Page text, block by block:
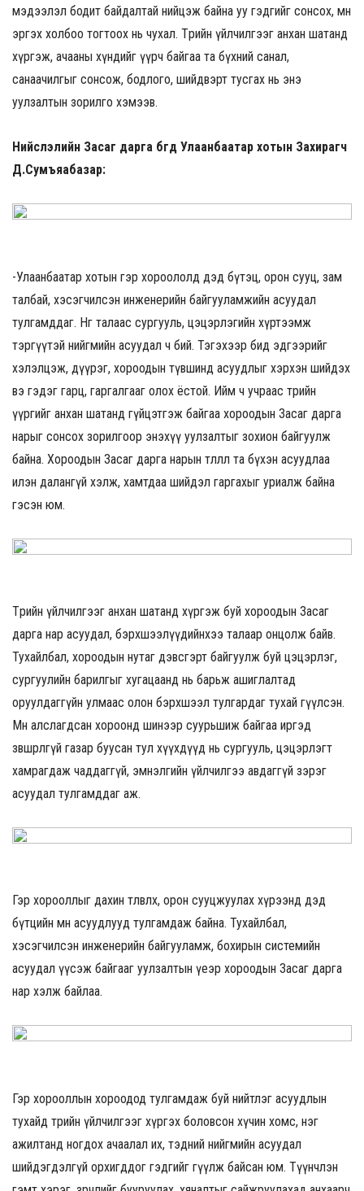
мэдээлэл бодит байдалтай нийцэж байна уу гэдгийг сонсох, мөн
эргэх холбоо тогтоох нь чухал. Төрийн үйлчилгээг анхан шатанд
хүргэж, ачааны хүндийг үүрч байгаа та бүхний санал,
санаачилгыг сонсож, бодлого, шийдвэрт тусгах нь энэ
уулзалтын зорилго хэмээв.
Нийслэлийн Засаг дарга бөгөөд Улаанбаатар хотын Захирагч
Д.Сумъяабазар:
-Улаанбаатар хотын гэр хороололд дэд бүтэц, орон сууц, зам
талбай, хэсэгчилсэн инженерийн байгууламжийн асуудал
тулгамддаг. Нөгөө талаас сургууль, цэцэрлэгийн хүртээмж
тэргүүтэй нийгмийн асуудал ч бий. Тэгэхээр бид эдгээрийг
хэлэлцэж, дүүрэг, хороодын түвшинд асуудлыг хэрхэн шийдэх
вэ гэдэг гарц, гаргалгааг олох ёстой. Ийм ч учраас төрийн
үүргийг анхан шатанд гүйцэтгэж байгаа хороодын Засаг дарга
нарыг сонсох зорилгоор энэхүү уулзалтыг зохион байгуулж
байна. Хороодын Засаг дарга нарын төлөөлөл та бүхэн асуудлаа
илэн далангүй хэлж, хамтдаа шийдэл гаргахыг уриалж байна
гэсэн юм.
Төрийн үйлчилгээг анхан шатанд хүргэж буй хороодын Засаг
дарга нар асуудал, бэрхшээлүүдийнхээ талаар онцолж байв.
Тухайлбал, хороодын нутаг дэвсгэрт байгуулж буй цэцэрлэг,
сургуулийн барилгыг хугацаанд нь барьж ашиглалтад
оруулдаггүйн улмаас олон бэрхшээл тулгардаг тухай өгүүлсэн.
Мөн алслагдсан хороонд шинээр суурьшиж байгаа иргэд
зөвшөөрөлгүй газар буусан тул хүүхдүүд нь сургууль, цэцэрлэгт
хамрагдаж чаддаггүй, эмнэлгийн үйлчилгээ авдаггүй зэрэг
асуудал тулгамддаг аж.
Гэр хорооллыг дахин төлөвлөх, орон сууцжуулах хүрээнд дэд
бүтцийн мөн асуудлууд тулгамдаж байна. Тухайлбал,
хэсэгчилсэн инженерийн байгууламж, бохирын системийн
асуудал үүсэж байгааг уулзалтын үеэр хороодын Засаг дарга
нар хэлж байлаа.
Гэр хорооллын хороодод тулгамдаж буй нийтлэг асуудлын
тухайд төрийн үйлчилгээг хүргэх боловсон хүчин хомс, нэг
ажилтанд ногдох ачаалал их, тэдний нийгмийн асуудал
шийдэгдэлгүй орхигддог гэдгийг өгүүлж байсан юм. Түүнчлэн